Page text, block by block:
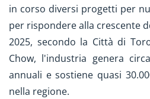
in corso diversi progetti per
per rispondere alla crescente
2025, secondo la Città di
Chow, l'industria genera
annuali e sostiene quasi
nella regione.